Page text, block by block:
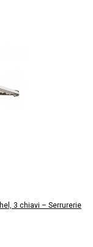
3 chiavi – Serrurerie